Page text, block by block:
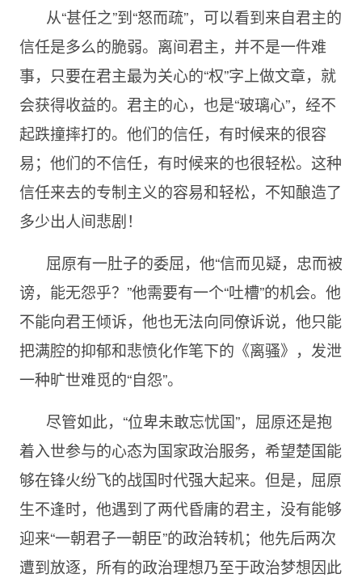
从“甚任之”到“怒而疏”，可以看到来自君主的
信任是多么的脆弱。离间君主，并不是一件难
事，只要在君主最为关心的“权”字上做文章，就
会获得收益的。君主的心，也是“玻璃心”，经不
起跌撞摔打的。他们的信任，有时候来的很容
易；他们的不信任，有时候来的也很轻松。这种
信任来去的专制主义的容易和轻松，不知酿造了
多少出人间悲剧！
屈原有一肚子的委屈，他“信而见疑，忠而被
谤，能无怨乎？”他需要有一个“吐槽”的机会。他
不能向君王倾诉，他也无法向同僚诉说，他只能
把满腔的抑郁和悲愤化作笔下的《离骚》，发泄
一种旷世难觅的“自怨”。
尽管如此，“位卑未敢忘忧国”，屈原还是抱
着入世参与的心态为国家政治服务，希望楚国能
够在锋火纷飞的战国时代强大起来。但是，屈原
生不逢时，他遇到了两代昏庸的君主，没有能够
迎来“一朝君子一朝臣”的政治转机；他先后两次
遭到放逐，所有的政治理想乃至于政治梦想因此